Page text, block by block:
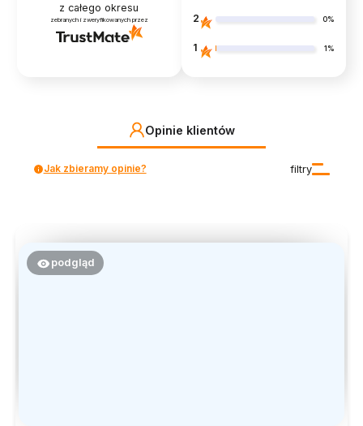
z całego okresu
zebranych i zweryfikowanych przez 2 0%
1 1%
Opinie klientów
filtry
Jak zbieramy opinie?
podgląd